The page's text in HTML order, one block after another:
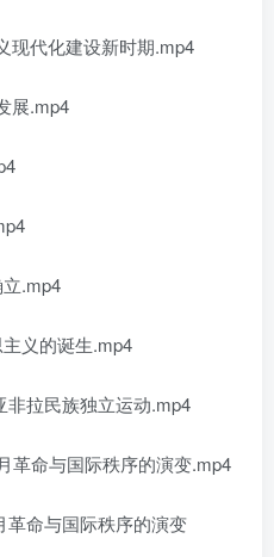
现代化建设新时期.mp4
展.mp4
.mp4
义的诞生.mp4
非拉民族独立运动.mp4
革命与国际秩序的演变.mp4
革命与国际秩序的演变